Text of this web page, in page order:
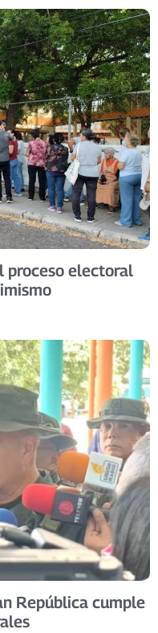
proceso electoral
República cumple